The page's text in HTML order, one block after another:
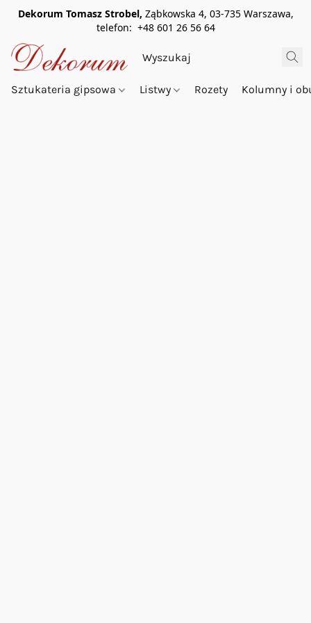
Dekorum Tomasz Strobel, Ząbkowska 4, 03-735 Warszawa,
telefon: +48 601 26 56 64
Sztukateria gipsowa Listwy Rozety Kolumny i